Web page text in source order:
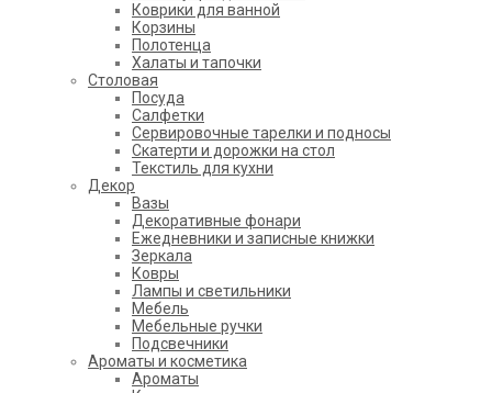
Коврики для ванной
Корзины
Полотенца
Халаты и тапочки
Столовая
Посуда
Салфетки
Сервировочные тарелки и подносы
Скатерти и дорожки на стол
Текстиль для кухни
Декор
Вазы
Декоративные фонари
Ежедневники и записные книжки
Зеркала
Ковры
Лампы и светильники
Мебель
Мебельные ручки
Подсвечники
Ароматы и косметика
Ароматы